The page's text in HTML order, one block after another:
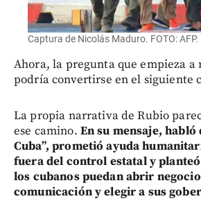
Captura de Nicolás Maduro. FOTO: AFP.
Ahora, la pregunta que empieza a
podría convertirse en el siguiente
La propia narrativa de Rubio
ese camino. En su mensaje, habló
Cuba”, prometió ayuda
fuera del control estatal y
los cubanos puedan abrir
comunicación y elegir a sus